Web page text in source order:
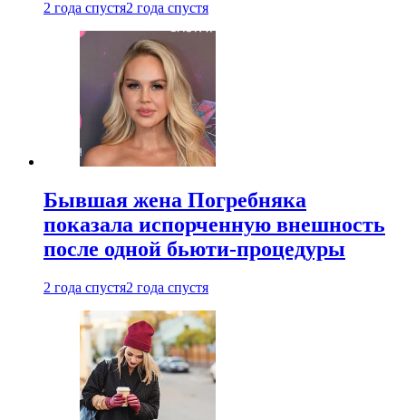
2 года спустя2 года спустя
Бывшая жена Погребняка
показала испорченную внешность
после одной бьюти-процедуры
2 года спустя2 года спустя